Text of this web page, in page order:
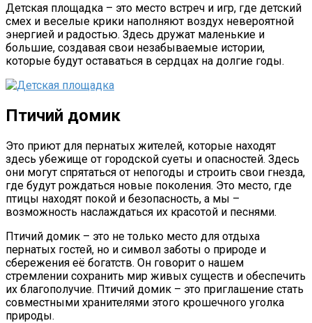
Детская площадка – это место встреч и игр, где детский
смех и веселые крики наполняют воздух невероятной
энергией и радостью. Здесь дружат маленькие и
большие, создавая свои незабываемые истории,
которые будут оставаться в сердцах на долгие годы.
Птичий домик
Это приют для пернатых жителей, которые находят
здесь убежище от городской суеты и опасностей. Здесь
они могут спрятаться от непогоды и строить свои гнезда,
где будут рождаться новые поколения. Это место, где
птицы находят покой и безопасность, а мы –
возможность наслаждаться их красотой и песнями.
Птичий домик – это не только место для отдыха
пернатых гостей, но и символ заботы о природе и
сбережения её богатств. Он говорит о нашем
стремлении сохранить мир живых существ и обеспечить
их благополучие. Птичий домик – это приглашение стать
совместными хранителями этого крошечного уголка
природы.